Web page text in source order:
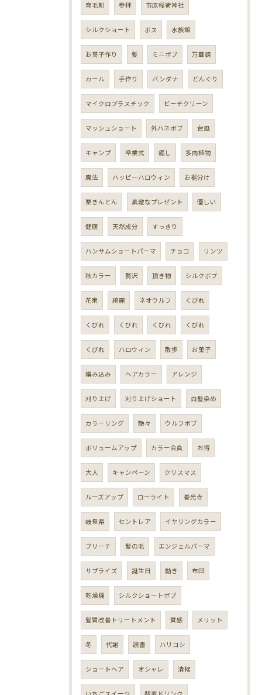
育毛剤 参拝 市原稲荷神社
シルクショート ボス 水族館
お菓子作り 髪 ミニボブ 万華鏡
カール 手作り バンダナ どんぐり
マイクロプラスチック ビーチクリーン
マッシュショート 外ハネボブ 台風
キャンプ 卒業式 癒し 多肉植物
魔法 ハッピーハロウィン お裾分け
栗きんとん 素敵なプレゼント 優しい
健康 天然成分 すっきり
ハンサムショートパーマ チョコ リンツ
秋カラー 贅沢 頂き物 シルクボブ
花束 綺麗 ネオウルフ くびれ
くびれ くびれ くびれ くびれ
くびれ ハロウィン 散歩 お菓子
編み込み ヘアカラー アレンジ
刈り上げ 刈り上げショート 白髪染め
カラーリング 艶々 ウルフボブ
ボリュームアップ カラー会員 お得
大人 キャンペーン クリスマス
ルーズアップ ローライト 善光寺
岐阜県 セントレア イヤリングカラー
ブリーチ 髪の毛 エンジェルパーマ
サプライズ 誕生日 動き 布団
乾燥機 シルクショートボブ
髪質改善トリートメント 質感 メリット
冬 代謝 読書 ハリコシ
ショートヘア オシャレ 清掃